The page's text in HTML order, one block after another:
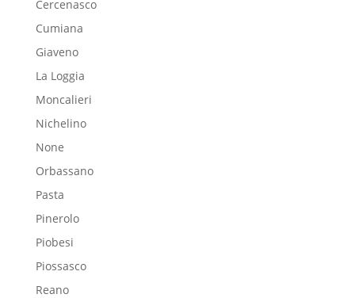
Cercenasco
Cumiana
Giaveno
La Loggia
Moncalieri
Nichelino
None
Orbassano
Pasta
Pinerolo
Piobesi
Piossasco
Reano